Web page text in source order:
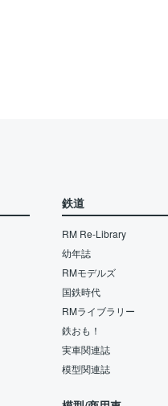
鉄道
RM Re-Library
幼年誌
RMモデルズ
国鉄時代
RMライブラリー
鉄おも！
実車関連誌
模型関連誌